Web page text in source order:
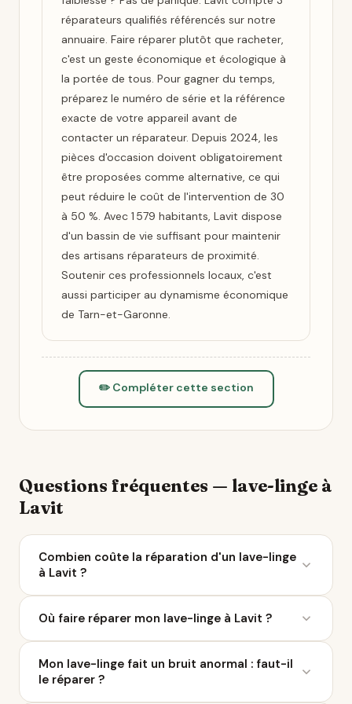
réparateurs qualifiés référencés sur notre
annuaire. Faire réparer plutôt que racheter,
c'est un geste économique et écologique à
la portée de tous. Pour gagner du temps,
préparez le numéro de série et la référence
exacte de votre appareil avant de
contacter un réparateur. Depuis 2024, les
pièces d'occasion doivent obligatoirement
être proposées comme alternative, ce qui
peut réduire le coût de l'intervention de 30
à 50 %. Avec 1 579 habitants, Lavit dispose
d'un bassin de vie suffisant pour maintenir
des artisans réparateurs de proximité.
Soutenir ces professionnels locaux, c'est
aussi participer au dynamisme économique
de Tarn-et-Garonne.
✏️ Compléter cette section
Questions fréquentes — lave-linge à
Lavit
Combien coûte la réparation d'un lave-linge
à Lavit ?
entre 50 et 200 € selon la panne. À Lavit, 3
réparateurs sont référencés sur Ça Repart. Avec le
Bonus Réparation, vous économisez jusqu'à 0 €
chez un professionnel labellisé QualiRépar.
Où faire réparer mon lave-linge à Lavit ?
Lavit et dans un rayon de 10 km. Parcourez la liste
ci-dessus pour comparer les avis Google, les labels
Mon lave-linge fait un bruit anormal : faut-il
le réparer ?